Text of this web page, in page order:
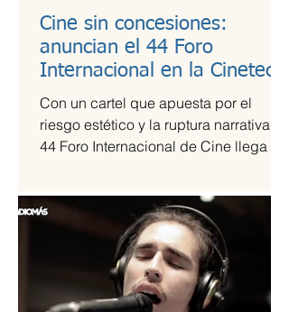
Cine sin concesiones:
anuncian el 44 Foro
Internacional en la Cineteca
Nacional
Con un cartel que apuesta por el
riesgo estético y la ruptura narrativa, el
44 Foro Internacional de Cine llega a
de vanguardia.